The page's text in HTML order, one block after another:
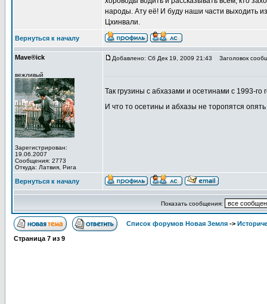
народы. Ату её! И буду наши части выходить
Цхинвали.
Вернуться к началу
Mave®ick
вежливый
Зарегистрирован:
19.06.2007
Сообщения: 2773
Откуда: Латвия, Рига
Добавлено: Сб Дек 19, 2009 21:43 Заголовок
Так грузины с абхазами и осетинами с 1993-го
И что то осетины и абхазы не торопятся
Вернуться к началу
Показать сообщения:
Список форумов Новая Земля ->
Страница 7 из 9